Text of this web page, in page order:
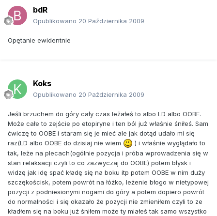
bdR
Opublikowano 20 Października 2009
Opętanie ewidentnie
Koks
Opublikowano 20 Października 2009
Jeśli brzuchem do góry cały czas leżałeś to albo LD albo OOBE.
Może całe to zejście po etopiryne i ten ból już właśnie śniłeś. Sam
ćwiczę to OOBE i staram się je mieć ale jak dotąd udało mi się
raz(LD albo OOBE do dzisiaj nie wiem
) i właśnie wyglądało to
tak, leże na plecach(ogólnie pozycja i próba wprowadzenia się w
stan relaksacji czyli to co zazwyczaj do OOBE) potem błysk i
widzę jak idę spać kładę się na boku itp potem OOBE w nim duży
szczękościsk, potem powrót na łóżko, leżenie błogo w nietypowej
pozycji z podniesionymi nogami do góry a potem dopiero powrót
do normalności i się okazało że pozycji nie zmieniłem czyli to ze
kładłem się na boku już śniłem może ty miałeś tak samo wszystko